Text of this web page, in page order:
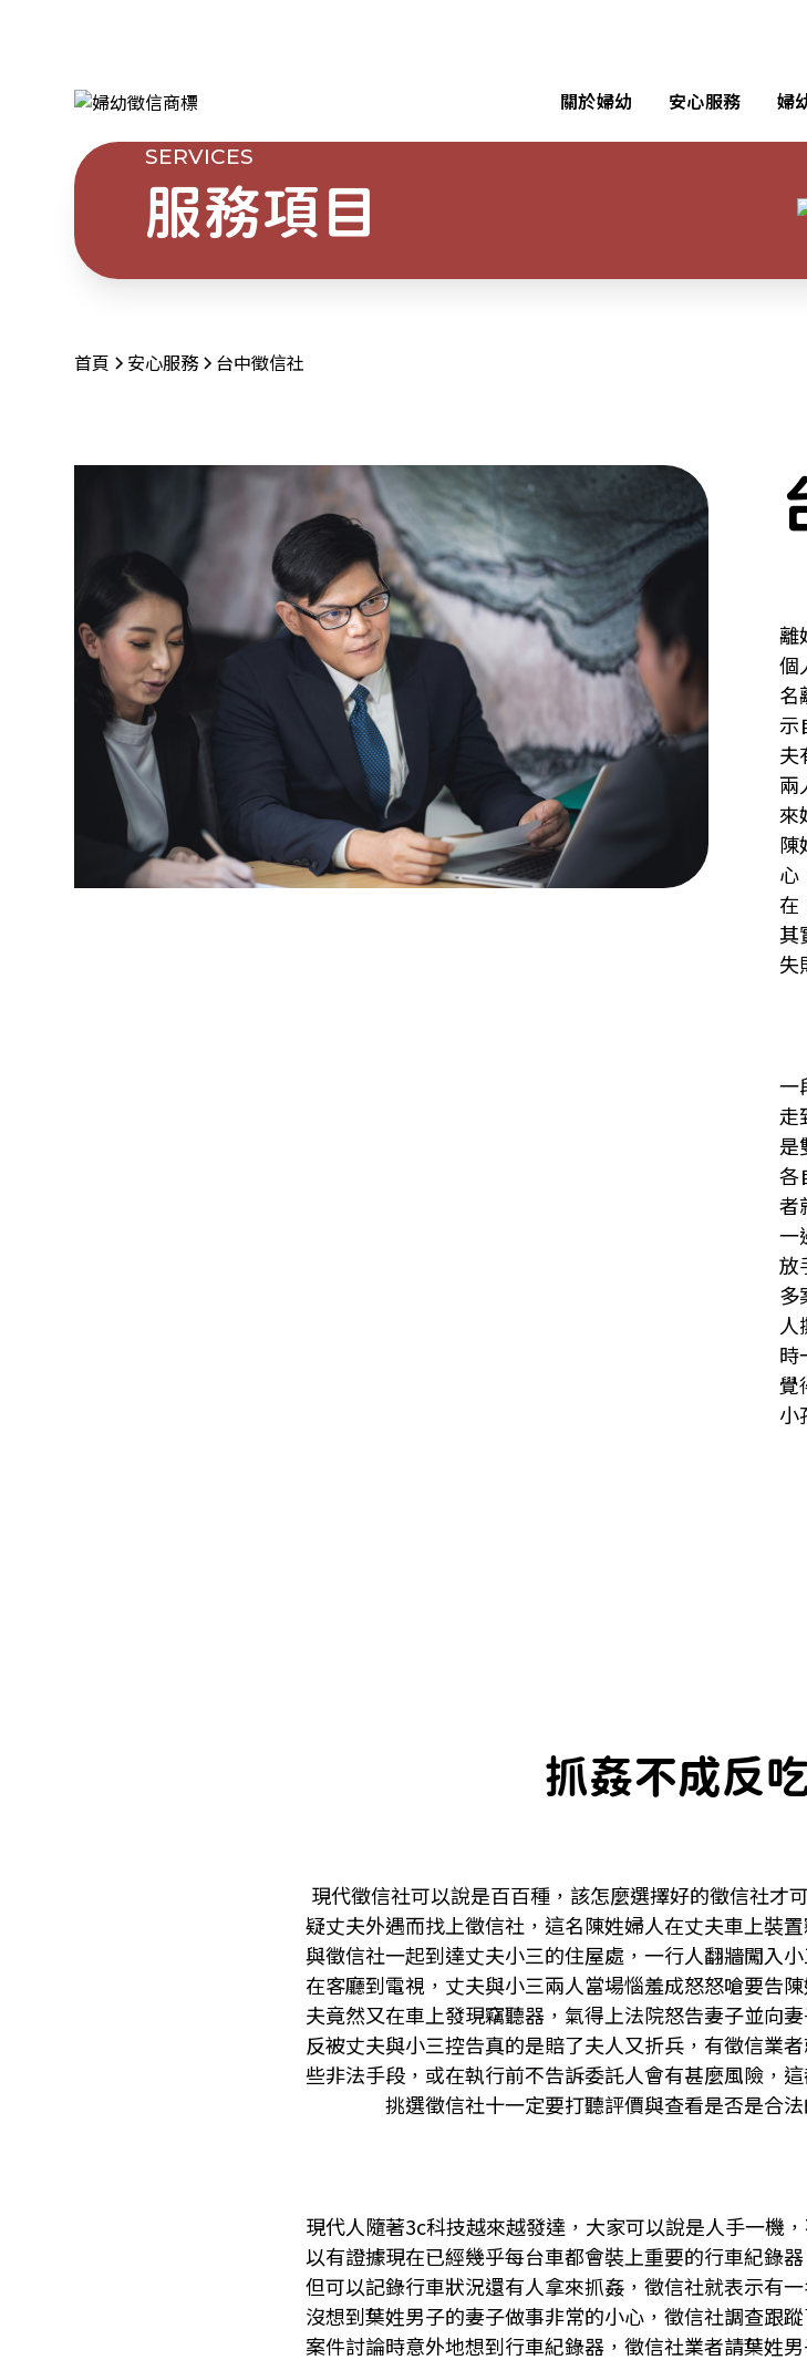
關於婦幼 安心服務 婦
SERVICES
服務項目
首頁 安心服務 台中徵信社
離
個
名
示
夫
兩
來
陳
心
在
其
失
一
走
是
各
者
一
放
多
人
時
覺
小
抓姦不成反
現代徵信社可以說是百百種，該怎麼選擇好的徵信社才
疑丈夫外遇而找上徵信社，這名陳姓婦人在丈夫車上裝
與徵信社一起到達丈夫小三的住屋處，一行人翻牆闖入
在客廳到電視，丈夫與小三兩人當場惱羞成怒怒嗆要告
夫竟然又在車上發現竊聽器，氣得上法院怒告妻子並向
反被丈夫與小三控告真的是賠了夫人又折兵，有徵信業
些非法手段，或在執行前不告訴委託人會有甚麼風險，
挑選徵信社十一定要打聽評價與查看是否是合
現代人隨著3c科技越來越發達，大家可以說是人手一機
以有證據現在已經幾乎每台車都會裝上重要的行車紀錄
但可以記錄行車狀況還有人拿來抓姦，徵信社就表示有
沒想到葉姓男子的妻子做事非常的小心，徵信社調查跟
案件討論時意外地想到行車紀錄器，徵信社業者請葉姓